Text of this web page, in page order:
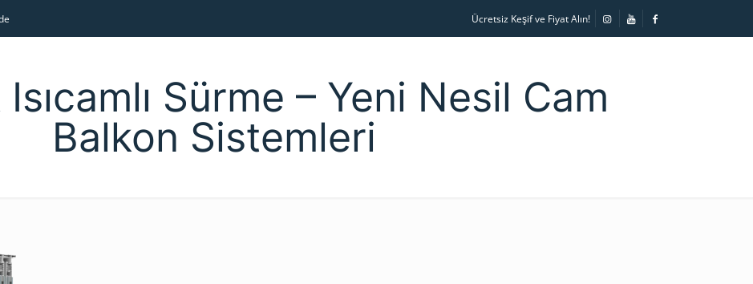
Ücretsiz Keşif ve Fiyat Alın!
Sürme – Yeni Nesil Cam
Balkon Sistemleri